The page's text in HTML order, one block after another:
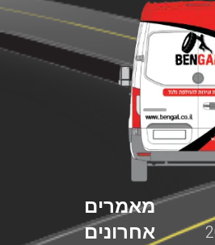
מאמרים
אחרונים